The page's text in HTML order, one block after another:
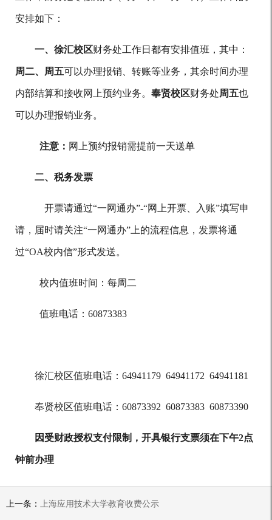
安排如下：
一、徐汇校区财务处工作日都有安排值班，其中：
周二、周五可以办理报销、转账等业务，其余时间办理
内部结算和接收网上预约业务。 奉贤校区财务处周五也
可以办理报销业务。
注意： 网上预约报销需提前一天送单
二、税务发票
开票请通过“一网通办”-“网上开票、入账”填写申
请，届时请关注“一网通办”上的流程信息，发票将通
过“OA校内信”形式发送。
校内值班时间：每周二
值班电话： 60873383
徐汇校区值班电话： 64941179 64941172 64941181
奉贤校区值班电话： 60873392 60873383 60873390
因受财政授权支付限制，开具银行支票须在下午2点
钟前办理
上一条： 上海应用技术大学教育收费公示